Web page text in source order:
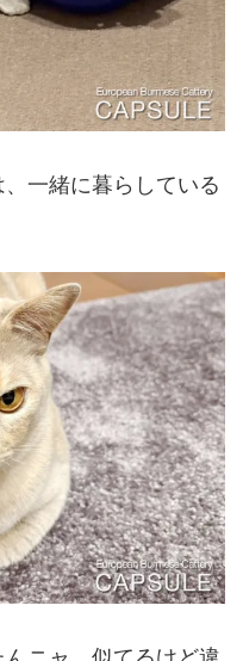
一緒に暮らしている
んニャ。似てるけど違